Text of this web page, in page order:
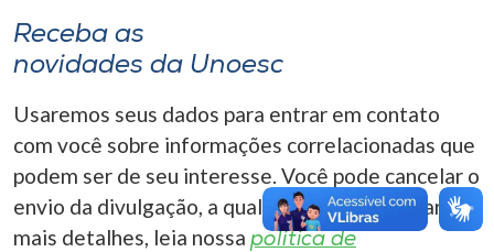
A+
Receba as
novidades da Unoesc
Usaremos seus dados para entrar em contato
com você sobre informações correlacionadas que
podem ser de seu interesse. Você pode cancelar o
envio da divulgação, a qualquer momento. Para
mais detalhes, leia nossa política de